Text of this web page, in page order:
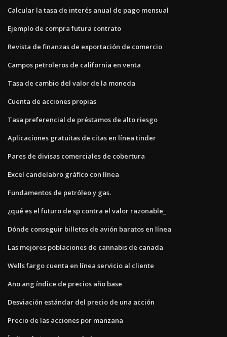
Calcular la tasa de interés anual de pago mensual
Ejemplo de compra futura contrato
Revista de finanzas de exportación de comercio
Campos petroleros de california en venta
Tasa de cambio del valor de la moneda
Cuenta de acciones propias
Tasa preferencial de préstamos de alto riesgo
Aplicaciones gratuitas de citas en línea tinder
Pares de divisas comerciales de cobertura
Excel candelabro gráfico con línea
Fundamentos de petróleo y gas.
¿qué es el futuro de sp contra el valor razonable_
Dónde conseguir billetes de avión baratos en línea
Las mejores poblaciones de cannabis de canada
Wells fargo cuenta en línea servicio al cliente
Ano ang índice de precios año base
Desviación estándar del precio de una acción
Precio de las acciones por manzana